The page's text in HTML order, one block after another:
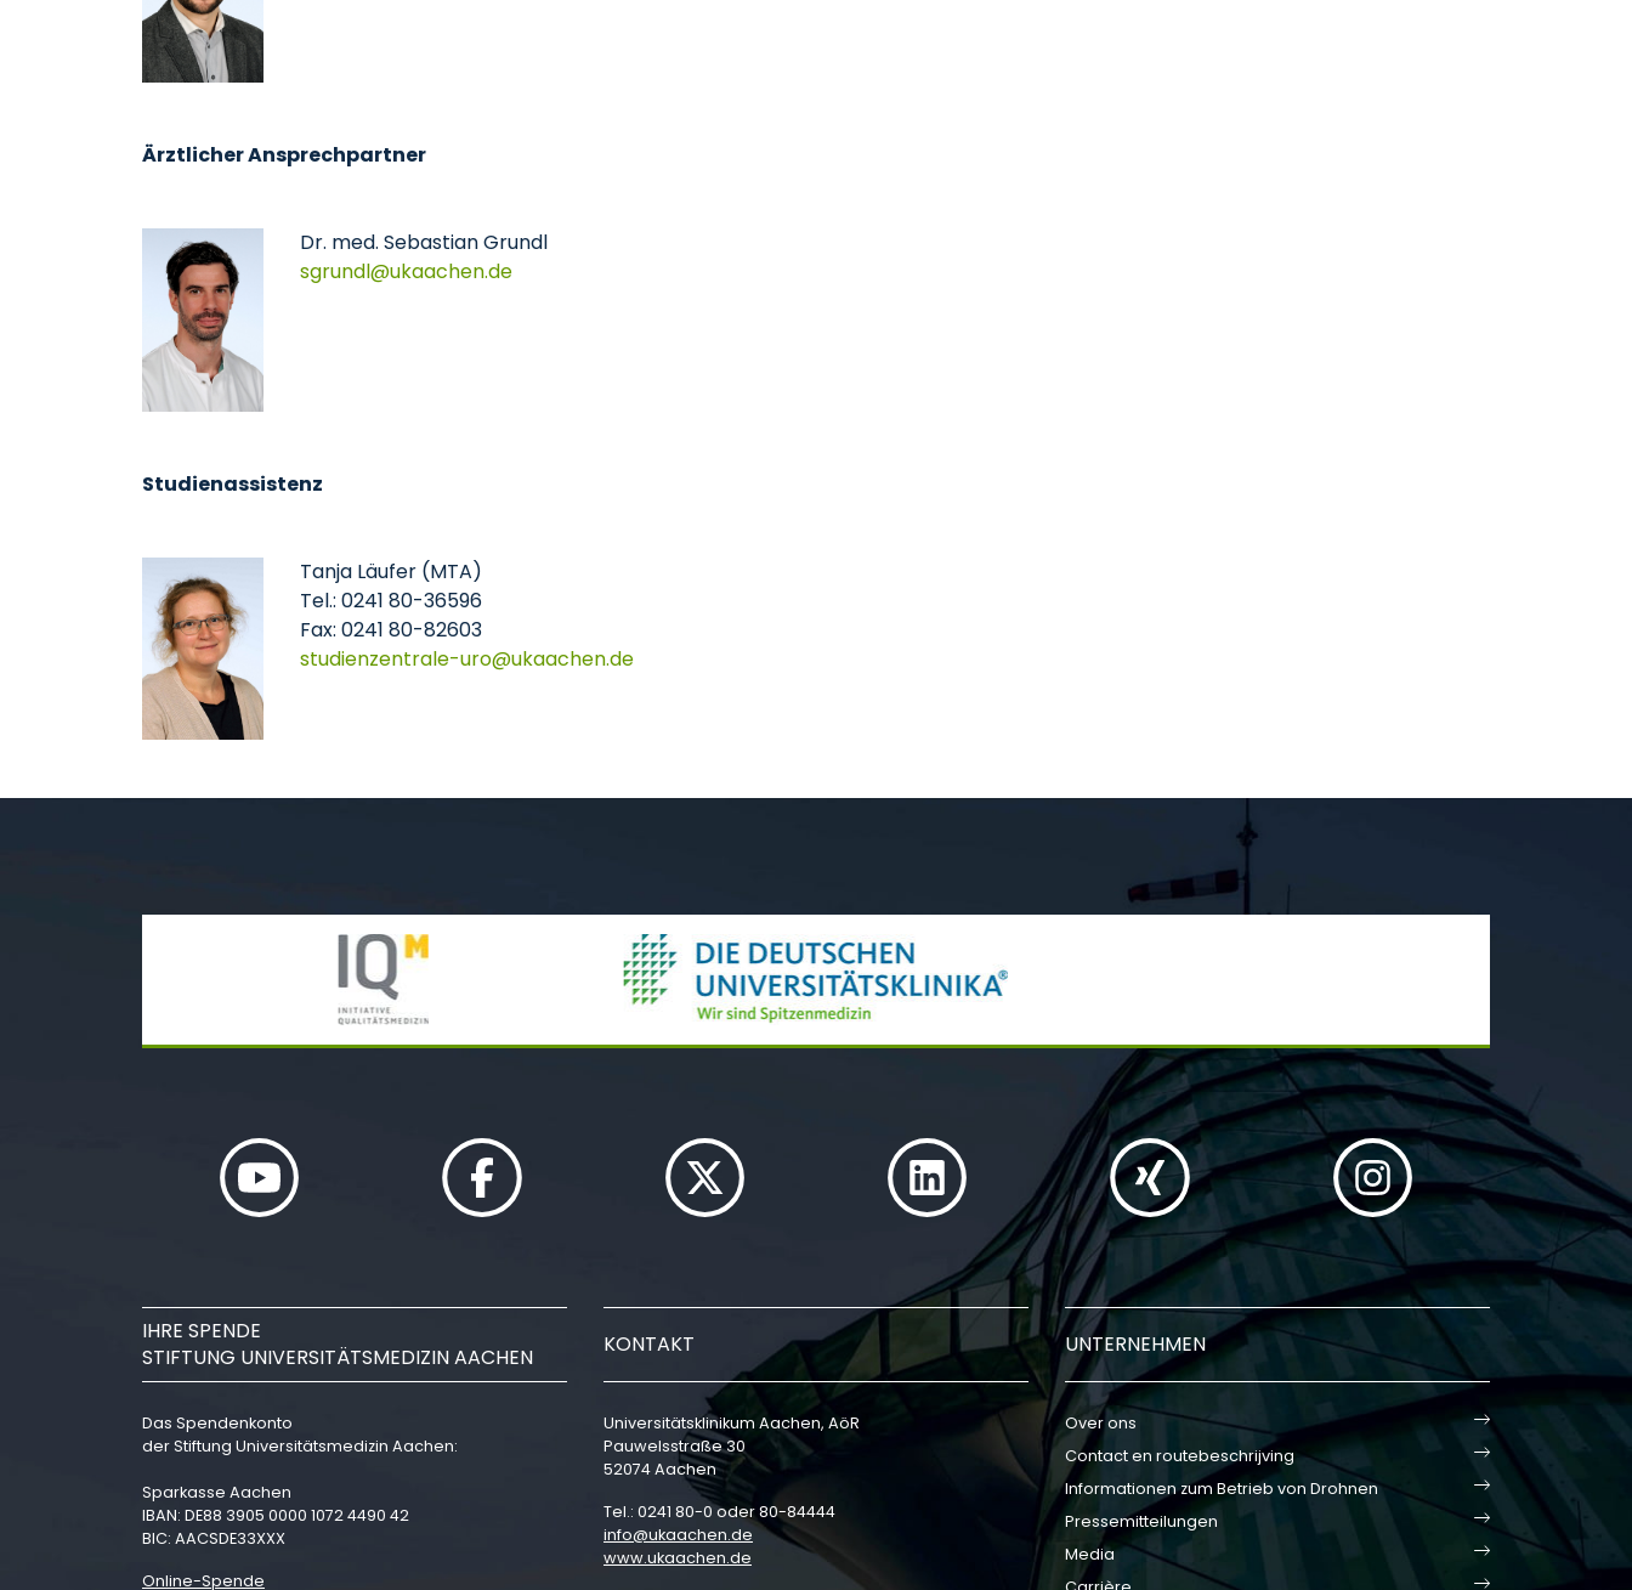
Ärztlicher Ansprechpartner
Dr. med. Sebastian Grundl
sgrundl
ukaachende
Studienassistenz
Tanja Läufer (MTA)
Tel.: 0241 80-36596
Fax: 0241 80-82603
studienzentrale-uro
ukaachende
IHRE SPENDE
STIFTUNG UNIVERSITÄTSMEDIZIN AACHEN
Das Spendenkonto
der Stiftung Universitätsmedizin Aachen:
Sparkasse Aachen
IBAN: DE88 3905 0000 1072 4490 42
BIC: AACSDE33XXX
Online-Spende
KONTAKT
Universitätsklinikum Aachen, AöR
Pauwelsstraße 30
52074 Aachen
Tel.: 0241 80-0 oder 80-84444
info
ukaachen de
www.ukaachen.de
UNTERNEHMEN
Over ons
Contact en routebeschrijving
Informationen zum Betrieb von Drohnen
Pressemitteilungen
Media